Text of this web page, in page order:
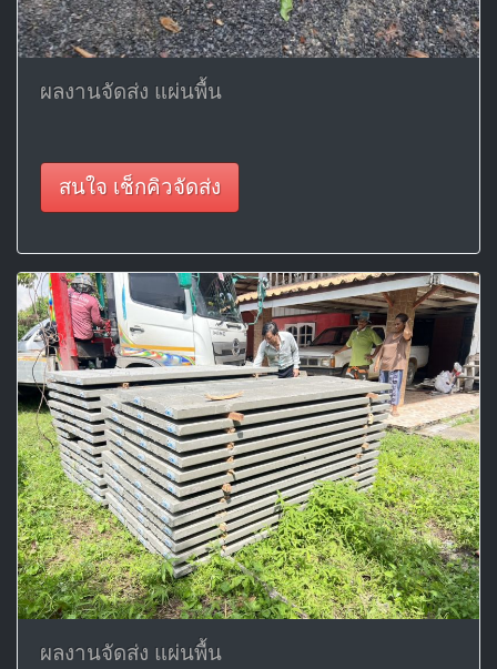
ผลงานจัดส่ง แผ่นพื้น
สนใจ เช็กคิวจัดส่ง
ผลงานจัดส่ง แผ่นพื้น